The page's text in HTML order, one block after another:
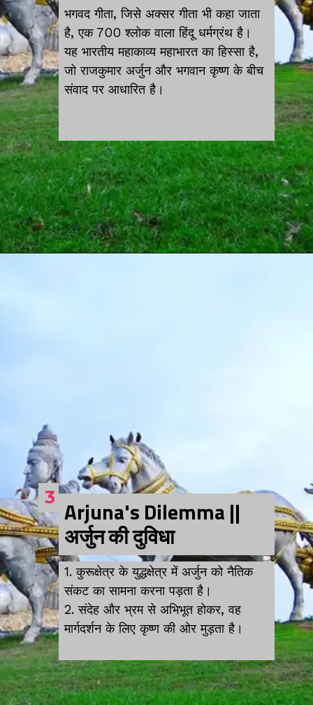
भगवद गीता, जिसे अक्सर गीता भी कहा जाता
है, एक 700 श्लोक वाला हिंदू धर्मग्रंथ है।
यह भारतीय महाकाव्य महाभारत का हिस्सा है,
जो राजकुमार अर्जुन और भगवान कृष्ण के बीच
संवाद पर आधारित है।
Arjuna's Dilemma ||
अर्जुन की दुविधा
3
1. कुरूक्षेत्र के युद्धक्षेत्र में अर्जुन को नैतिक
संकट का सामना करना पड़ता है।
2. संदेह और भ्रम से अभिभूत होकर, वह
मार्गदर्शन के लिए कृष्ण की ओर मुड़ता है।